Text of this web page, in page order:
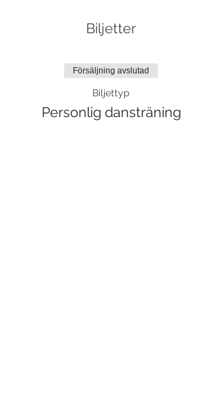
Biljetter
Försäljning avslutad
Biljettyp
Personlig dansträning